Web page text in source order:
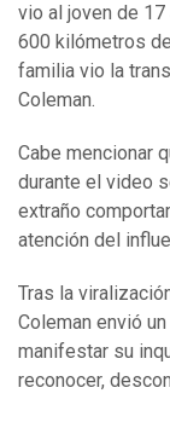
vio al joven de
600 kilómetros
familia vio la
Coleman.
Cabe mencionar
durante el video
extraño
atención del
Tras la
Coleman envió
manifestar su
reconocer,